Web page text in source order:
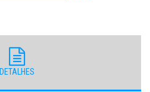
DETALHES